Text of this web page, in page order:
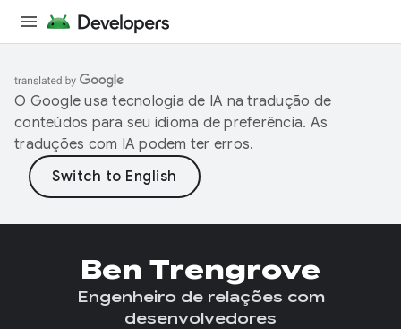
O Google usa tecnologia de IA na tradução de
conteúdos para seu idioma de preferência. As
traduções com IA podem ter erros.
Ben Trengrove
Engenheiro de relações com
desenvolvedores